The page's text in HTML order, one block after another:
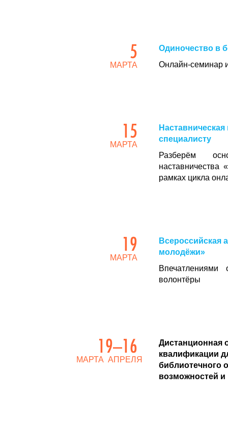
5
МАРТА
Одиночество в
Онлайн-семинар
15
МАРТА
специалисту
Разберём
рамках цикла
19
МАРТА
Всероссийская
молодёжи»
волонтёры
19–16
МАРТА АПРЕЛЯ
Дистанционная
квалификации
библиотечного
возможностей и